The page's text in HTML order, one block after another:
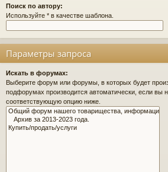
Поиск по автору:
Используйте * в качестве шаблона.
Параметры запроса
Искать в форумах:
Выберите форум или форумы, в которых будет
подфорумах производится автоматически, если вы
соответствующую опцию ниже.